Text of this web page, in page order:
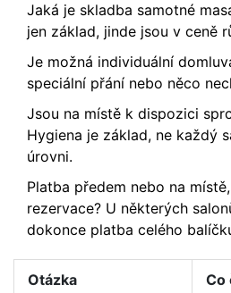
Jaká je skladba samotné
jen základ, jinde jsou v ceně
Je možná individuální
speciální přání nebo něco
Jsou na místě k dispozici
Hygiena je základ, ne každý
úrovni.
Platba předem nebo na
rezervace? U některých
dokonce platba celého
Otázka Co